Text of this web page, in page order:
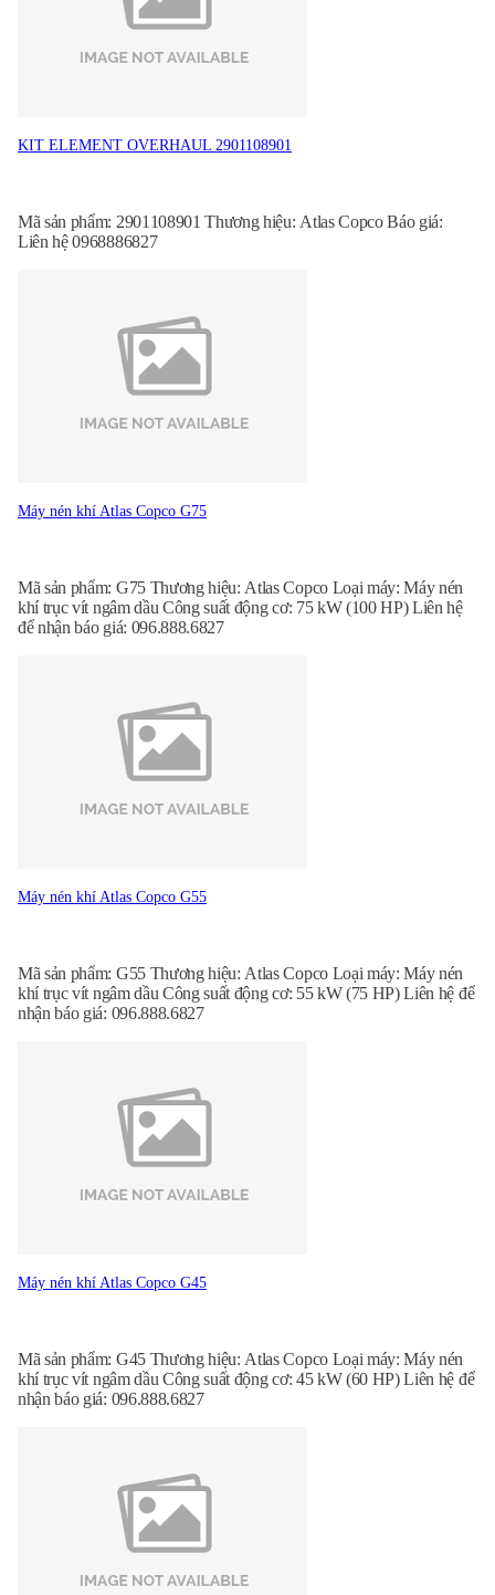
KIT ELEMENT OVERHAUL 2901108901
Mã sản phẩm: 2901108901 Thương hiệu: Atlas Copco Báo giá:
Liên hệ 0968886827
Máy nén khí Atlas Copco G75
Mã sản phẩm: G75 Thương hiệu: Atlas Copco Loại máy: Máy nén
khí trục vít ngâm dầu Công suất động cơ: 75 kW (100 HP) Liên hệ
để nhận báo giá: 096.888.6827
Máy nén khí Atlas Copco G55
Mã sản phẩm: G55 Thương hiệu: Atlas Copco Loại máy: Máy nén
khí trục vít ngâm dầu Công suất động cơ: 55 kW (75 HP) Liên hệ để
nhận báo giá: 096.888.6827
Máy nén khí Atlas Copco G45
Mã sản phẩm: G45 Thương hiệu: Atlas Copco Loại máy: Máy nén
khí trục vít ngâm dầu Công suất động cơ: 45 kW (60 HP) Liên hệ để
nhận báo giá: 096.888.6827